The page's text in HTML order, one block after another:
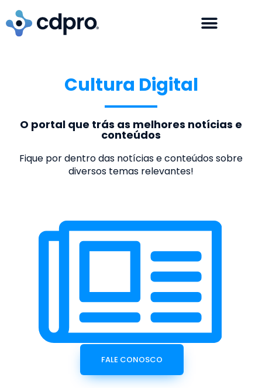
Cultura Digital
O portal que trás as melhores notícias e
conteúdos
Fique por dentro das notícias e conteúdos sobre
diversos temas relevantes!
FALE CONOSCO